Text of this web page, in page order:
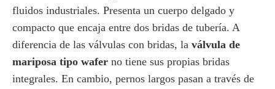
fluidos industriales. Presenta un cuerpo delgado y
compacto que encaja entre dos bridas de tubería. A
diferencia de las válvulas con bridas, la válvula de
mariposa tipo wafer no tiene sus propias bridas
integrales. En cambio, pernos largos pasan a través de